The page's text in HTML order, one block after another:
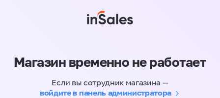
Магазин временно не работает
Если вы сотрудник магазина —
войдите в панель администратора